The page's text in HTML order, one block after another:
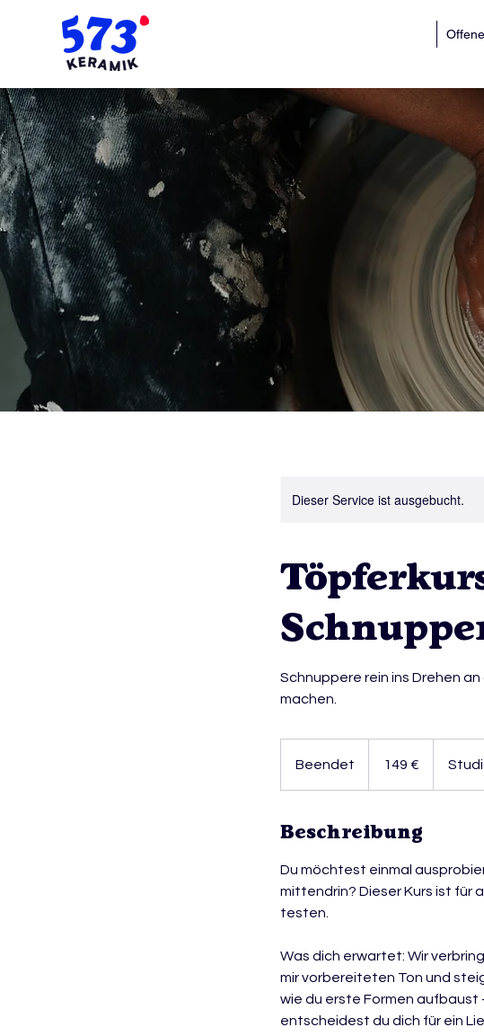
Dieser Service ist ausgebucht.
Schnuppere rein ins Drehen
machen.
Beendet
e
n
e
t
149 €
Beschreibung
Du möchtest einmal
mittendrin? Dieser Kurs ist für
testen.
Was dich erwartet: Wir
mir vorbereiteten Ton und
wie du erste Formen aufbaust
entscheidest du dich für ein